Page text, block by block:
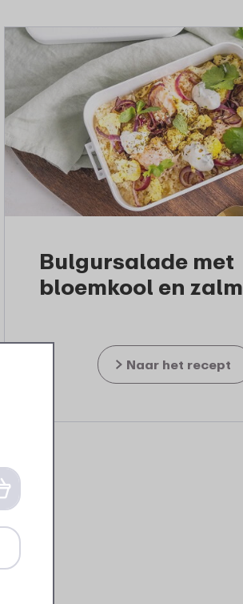
Bulgursalade met
bloemkool en zalm
Naar het recept